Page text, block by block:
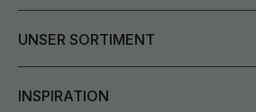
UNSER SORTIMENT
INSPIRATION